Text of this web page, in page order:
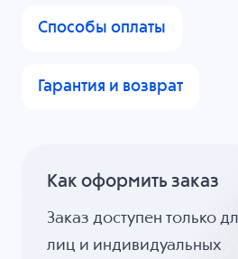
Способы оплаты
Гарантия и возврат
Как оформить заказ
Заказ доступен только
лиц и индивидуальных